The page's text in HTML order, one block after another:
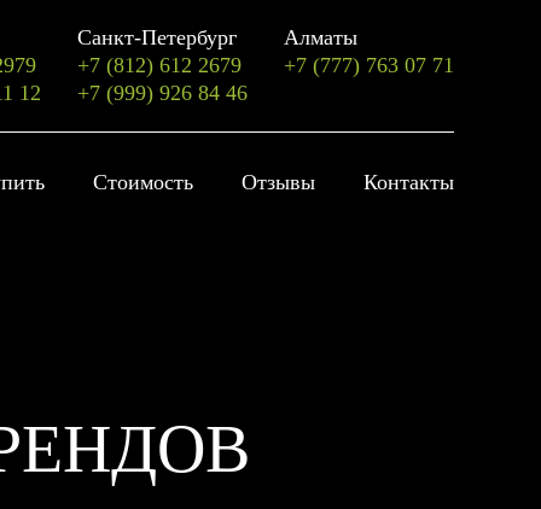
12
Санкт-Петербург
+7 (812) 612 2679
+7 (999) 926 84 46
Алматы
+7 (777) 763 07 71
Стоимость Отзывы Контакты